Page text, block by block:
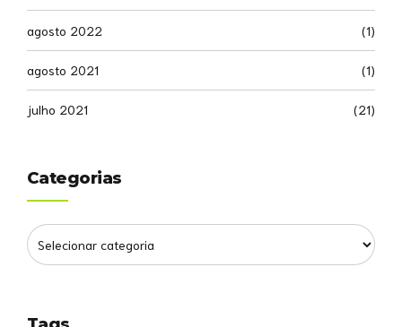
agosto 2022 (1)
agosto 2021 (1)
julho 2021 (21)
Categorias